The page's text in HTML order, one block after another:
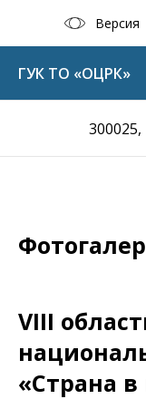
Версия
300025,
ГУК ТО «ОЦРК»
VIII
«Страна